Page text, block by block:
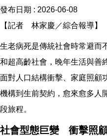
發布日期 : 2026-06-08
【記者 林家慶／綜合報導】
生老病死是傳統社會時常避而
和超高齡社會，晚年生活與善
面對人口結構衝擊、家庭照顧
機構到生前契約，愈來愈多人
段旅程。
社會型態巨變 衝擊照